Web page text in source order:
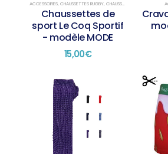
ACCESSOIRES, CHAUSSETTES RUGBY, CHAUSSETTES SUR STOCK
Chaussettes de
sport Le Coq Sportif
- modèle MODE
15,00€
Ce
produit
options
Ce
produit
options